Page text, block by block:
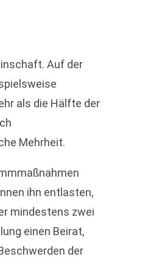
Auf der
als die Hälfte der
Mehrheit.
ihn entlasten,
mindestens zwei
einen Beirat,
der